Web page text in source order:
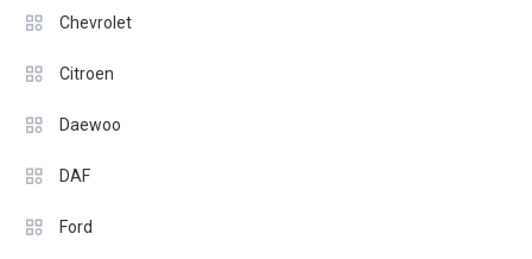
Chevrolet
Citroen
Daewoo
DAF
Ford